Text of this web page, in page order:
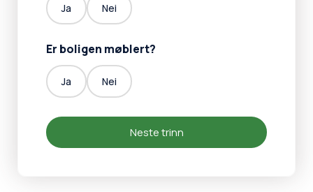
Ja Nei
Er boligen møblert?
Ja Nei
Neste trinn